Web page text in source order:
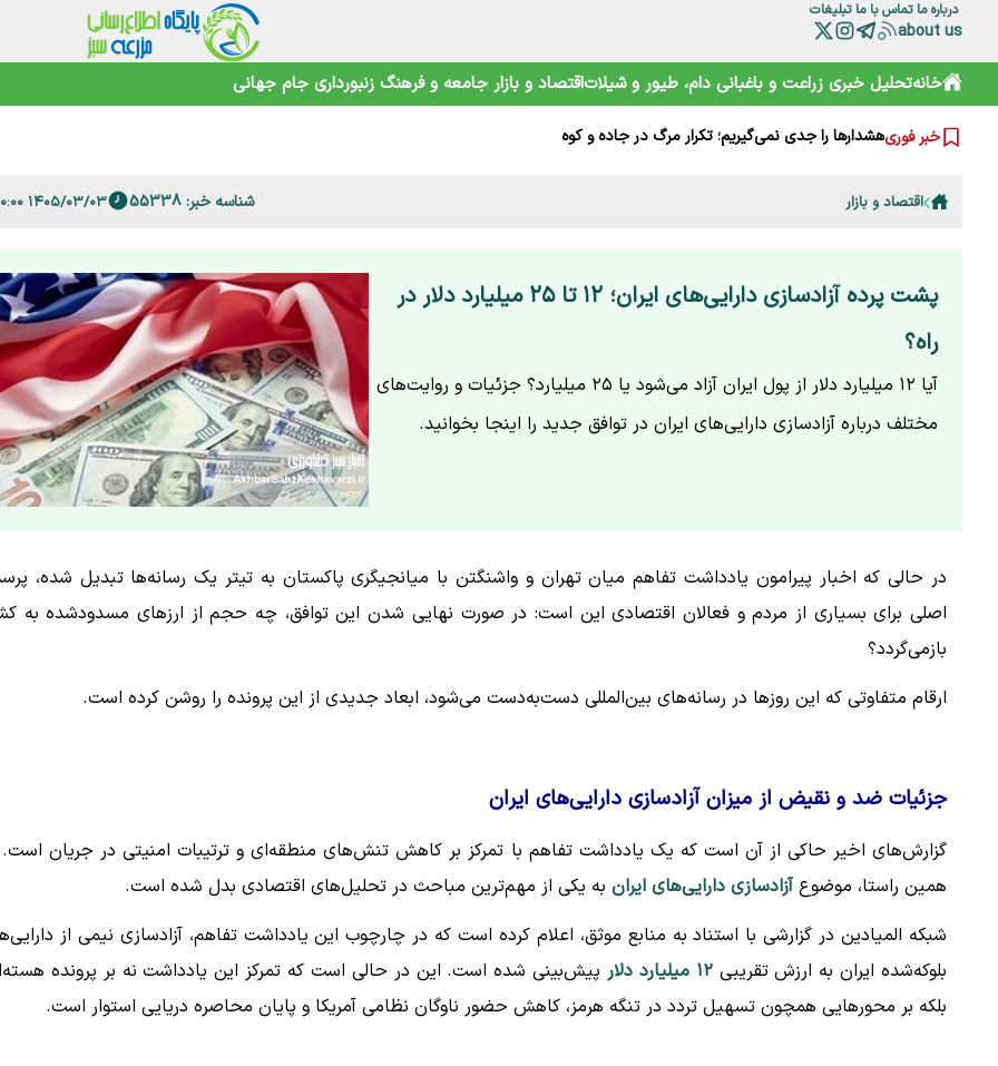
درباره ما تماس با ما تبلیغات
about us
خانهتحلیل خبری زراعت و باغبانی دام، طیور و شیلاتاقتصاد و بازار جامعه و فرهنگ زنبورداری جام جهانی
خبر فوری
رمزگشایی از سند آکتائو؛ سهم ایران از دریای خزر چقدر است؟
سقوط آزاد گردشگری ایران؛ قربانی رانت دولتی و تحریم
هشدارها را جدی نمی‌گیریم؛ تکرار مرگ در جاده و کوه
خرید آسان «ناس» در سوپرمارکت‌ها؛ دامی دلربا برای کودکان
شارژ کالابرگ الکترونیکی مرداد آغاز شد
گوزن زرد ایرانی؛ از شایعه ذبح تا سفر به خانه جدید
اقتصاد و بازار شناسه خبر: 55338 ۱۴۰۵/۰۳/۰۳ ۱۰:۰۰:۰۰
پشت پرده آزادسازی دارایی‌های ایران؛ ۱۲ تا ۲۵ میلیارد دلار در
راه؟
آیا ۱۲ میلیارد دلار از پول ایران آزاد می‌شود یا ۲۵ میلیارد؟ جزئیات و روایت‌های
مختلف درباره آزادسازی دارایی‌های ایران در توافق جدید را اینجا بخوانید.
در حالی که اخبار پیرامون یادداشت تفاهم میان تهران و واشنگتن با میانجیگری پاکستان به تیتر یک رسانه‌ها تبدیل شده،
اصلی برای بسیاری از مردم و فعالان اقتصادی این است: در صورت نهایی شدن این توافق، چه حجم از ارزهای مسدودشده به
بازمی‌گردد؟
ارقام متفاوتی که این روزها در رسانه‌های بین‌المللی دست‌به‌دست می‌شود، ابعاد جدیدی از این پرونده را روشن کرده است.
جزئیات ضد و نقیض از میزان آزادسازی دارایی‌های ایران
گزارش‌های اخیر حاکی از آن است که یک یادداشت تفاهم با تمرکز بر کاهش تنش‌های منطقه‌ای و ترتیبات امنیتی در جریان است.
همین راستا، موضوعآزادسازی دارایی‌های ایران به یکی از مهم‌ترین مباحث در تحلیل‌های اقتصادی بدل شده است.
شبکه المیادین در گزارشی با استناد به منابع موثق، اعلام کرده است که در چارچوب این یادداشت تفاهم، آزادسازی نیمی از
بلوکه‌شده ایران به ارزش تقریبی۱۲ میلیارد دلار
پیش‌بینی شده است. این در حالی است که تمرکز این یادداشت نه بر پرونده
بلکه بر محورهایی همچون تسهیل تردد در تنگه هرمز، کاهش حضور ناوگان نظامی آمریکا و پایان محاصره دریایی استوار است.